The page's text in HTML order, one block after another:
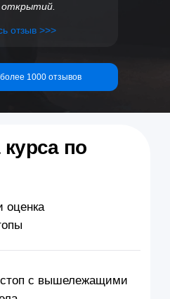
открытий.
отзыв >>>
1000 отзывов